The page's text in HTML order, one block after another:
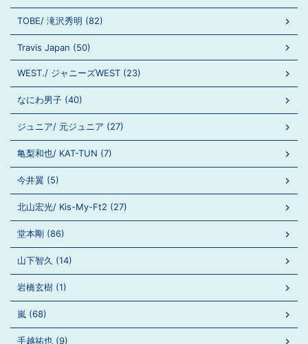
TOBE/ 滝沢秀明 (82)
Travis Japan (50)
WEST./ ジャニーズWEST (23)
なにわ男子 (40)
ジュニア/ 元ジュニア (27)
亀梨和也/ KAT-TUN (7)
今井翼 (5)
北山宏光/ Kis-My-Ft2 (27)
堂本剛 (86)
山下智久 (14)
岩橋玄樹 (1)
嵐 (68)
手越祐也 (9)